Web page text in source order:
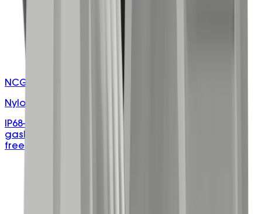
NCG-MXX/B
Nylon Cable Glands
IP68-rated black nylon PA66 cable glands with TPE
gasket, UV and vibration resistance, and halogen-
free construction.